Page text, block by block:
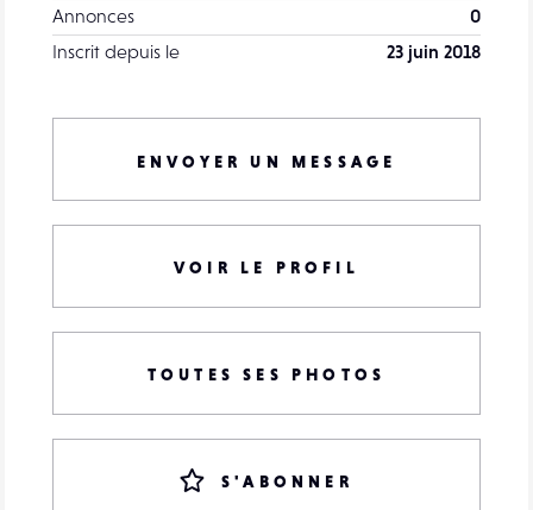
Annonces
0
Inscrit depuis le
23 juin 2018
ENVOYER UN MESSAGE
VOIR LE PROFIL
TOUTES SES PHOTOS
S'ABONNER